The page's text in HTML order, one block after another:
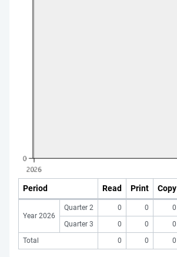
Period Read Print Copy
Year 2026
Quarter 2 0 0 0
Quarter 3
0 0 0
Total
0 0 0